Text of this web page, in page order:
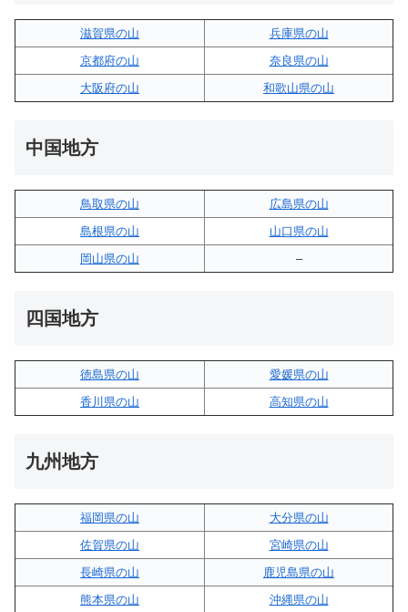
滋賀県の山
兵庫県の山
京都府の山
奈良県の山
大阪府の山
和歌山県の山
中国地方
鳥取県の山
広島県の山
島根県の山
山口県の山
岡山県の山
–
四国地方
徳島県の山
愛媛県の山
香川県の山
高知県の山
九州地方
福岡県の山
大分県の山
佐賀県の山
宮崎県の山
長崎県の山
鹿児島県の山
熊本県の山
沖縄県の山